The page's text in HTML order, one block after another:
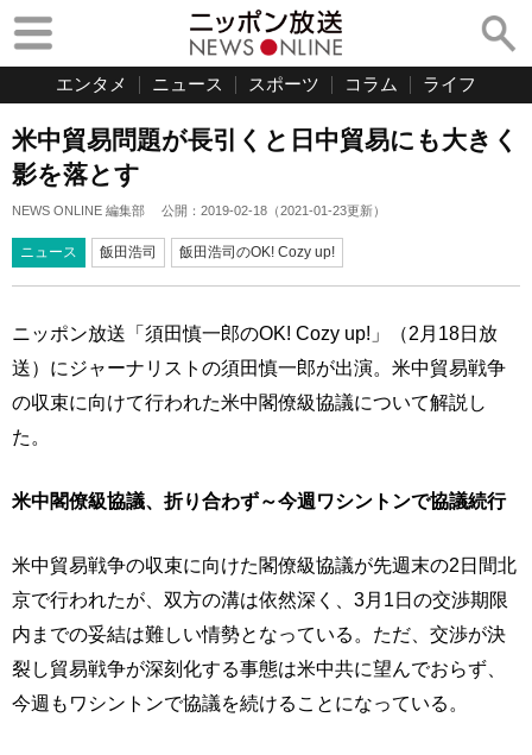
エンタメ ニュース スポーツ コラム ライフ
米中貿易問題が長引くと日中貿易にも大きく
影を落とす
NEWS ONLINE 編集部 公開： 2019-02-18 （2021-01-23更新）
ニュース 飯田浩司 飯田浩司のOK! Cozy up!
ニッポン放送「須田慎一郎のOK! Cozy up!」（2月18日放
送）にジャーナリストの須田慎一郎が出演。米中貿易戦争
の収束に向けて行われた米中閣僚級協議について解説し
た。
米中閣僚級協議、折り合わず～今週ワシントンで協議続行
米中貿易戦争の収束に向けた閣僚級協議が先週末の2日間北
京で行われたが、双方の溝は依然深く、3月1日の交渉期限
内までの妥結は難しい情勢となっている。ただ、交渉が決
裂し貿易戦争が深刻化する事態は米中共に望んでおらず、
今週もワシントンで協議を続けることになっている。